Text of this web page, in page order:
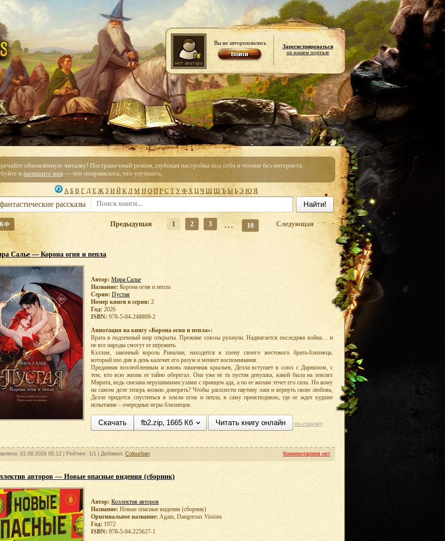
Вы не авторизовались
Зарегистрироваться
на нашем портале
обновлённую читалку! Постраничный режим, глубокая настройка под себя и чтение без интернета.
и напишите нам — что понравилось, что улучшить.
А Б В Г Д Е Ж З И Й К Л М Н О П Р С Т У Ф Х Ц Ч Ш Щ Ъ Ы Ь Э Ю Я
Найти!
рассказы
Предыдущая 1 2 3 ... 10 Следующая
Салье — Корона огня и пепла
Автор: Мира Салье
Название: Корона огня и пепла
Серия: Пустая
Номер книги в серии: 2
Год: 2026
ISBN: 978-5-04-248809-2
Аннотация на книгу «Корона огня и пепла»:
Врата в подземный мир открыты. Прежние союзы рухнули. Надвигается последняя война… и
не все народы смогут ее пережить.
Кэллам, законный король Риналии, находится в плену своего жестокого брата-близнеца,
который изо дня в день калечит его разум и меняет воспоминания.
Преданная возлюбленным и вновь лишенная крыльев, Делла вступает в союз с Дарнилом, с
тем, кто всю жизнь ее тайно оберегал. Она уже не та пустая девушка, какой была на землях
Мирита, ведь связана нерушимыми узами с принцем ада, а по ее жилам течет его сила. Но кому
на самом деле теперь можно доверять? Чтобы расплести паутину лжи и вернуть свою любовь,
Делле придется спуститься в земли огня и пепла, в саму преисподнюю, где ее ждет худшее
испытание – очередные игры близнецов.
Скачать fb2.zip, 1665 Кб Читать книгу онлайн по-старому
01.08.2026 05:12 | Рейтинг: 1/1 | Добавил: Colourban Комментариев нет
авторов — Новые опасные видения (сборник)
Автор: Коллектив авторов
Название: Новые опасные видения (сборник)
Оригинальное название: Again, Dangerous Visions
Год: 1972
ISBN: 978-5-04-225627-1